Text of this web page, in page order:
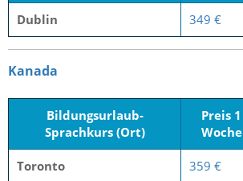
Dublin 349 €
Kanada
Bildungsurlaub-
Sprachkurs (Ort)
Preis 1
Woche
Toronto 359 €